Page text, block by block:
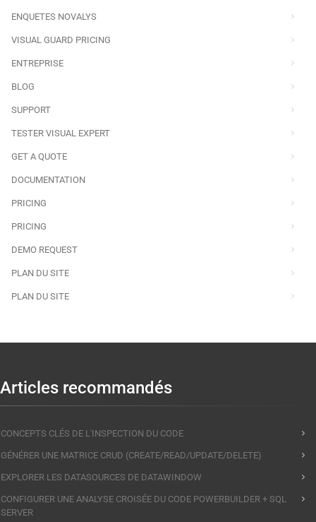
ENQUETES NOVALYS
VISUAL GUARD PRICING
ENTREPRISE
BLOG
SUPPORT
TESTER VISUAL EXPERT
GET A QUOTE
DOCUMENTATION
PRICING
PRICING
DEMO REQUEST
PLAN DU SITE
PLAN DU SITE
Articles recommandés
CONCEPTS CLÉS DE L'INSPECTION DU CODE
GÉNÉRER UNE MATRICE CRUD (CREATE/READ/UPDATE/DELETE)
EXPLORER LES DATASOURCES DE DATAWINDOW
CONFIGURER UNE ANALYSE CROISÉE DU CODE POWERBUILDER + SQL
SERVER